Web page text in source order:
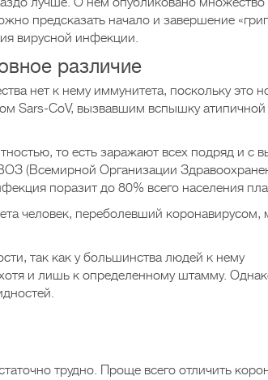
предсказать начало и завершение
вирусной инфекции.
различие
нет к нему иммунитета, поскольку это
Sars-CoV, вызвавшим вспышку атипичной
то есть заражают всех подряд и с
(Всемирной Организации
поразит до 80% всего населения
человек, переболевший коронавирусом,
так как у большинства людей к нему
и лишь к определенному штамму.
трудно. Проще всего отличить